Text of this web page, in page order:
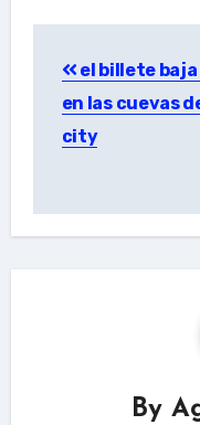
el billete baja
en las cuevas
city
By